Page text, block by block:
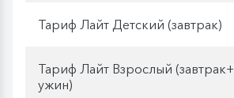
Тариф Лайт Детский (завтрак)
Тариф Лайт Взрослый (завтрак+
ужин)